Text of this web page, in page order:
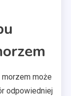
morzem może
odpowiedniej